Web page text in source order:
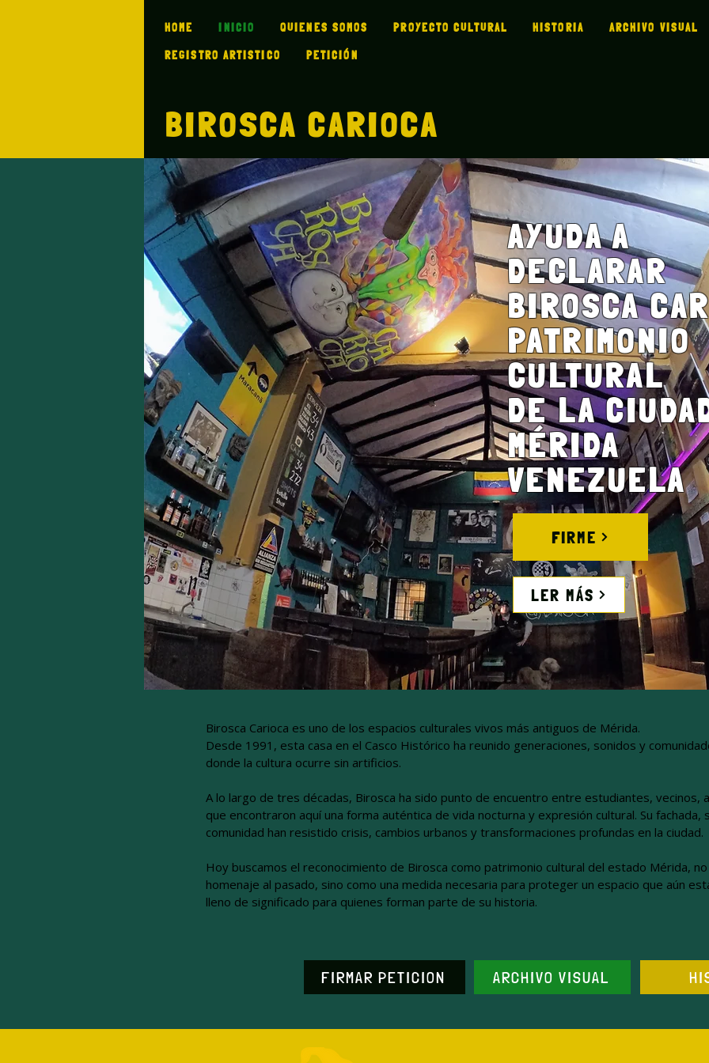
HOME INICIO QUIENES SOMOS PROYECTO CULTURAL HISTORIA ARCHIVO VISUAL
REGISTRO ARTISTICO PETICIÓN
BIROSCA CARIOCA
AYUDA A
DECLARAR
BIROSCA
PATRIMONIO
CULTURAL
DE LA
MÉRIDA
VENEZUELA
LER MÁS
FIRME
Birosca Carioca es uno de los espacios culturales vivos más antiguos de Mérida.
Desde 1991, esta casa en el Casco Histórico ha reunido generaciones, sonidos y
donde la cultura ocurre sin artificios.
A lo largo de tres décadas, Birosca ha sido punto de encuentro entre estudiantes, vecinos,
que encontraron aquí una forma auténtica de vida nocturna y expresión cultural. Su fachada,
comunidad han resistido crisis, cambios urbanos y transformaciones profundas en la ciudad.
Hoy buscamos el reconocimiento de Birosca como patrimonio cultural del estado Mérida,
homenaje al pasado, sino como una medida necesaria para proteger un espacio que aún
lleno de significado para quienes forman parte de su historia.
FIRMAR PETICION ARCHIVO VISUAL